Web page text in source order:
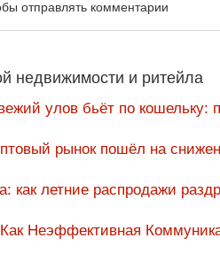
отправлять комментарии
недвижимости и ритейла
улов бьёт по кошельку:
рынок пошёл на
как летние распродажи
Неэффективная